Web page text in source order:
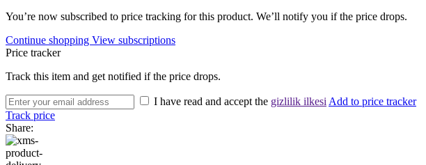
You’re now subscribed to price tracking for this product. We’ll notify you if the price drops.
Continue shopping View subscriptions
Price tracker
Track this item and get notified if the price drops.
I have read and accept the gizlilik ilkesiAdd to price tracker
Track price
Share: